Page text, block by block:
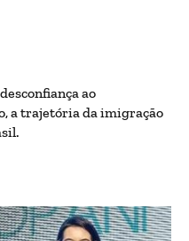
ao
a trajetória da imigração